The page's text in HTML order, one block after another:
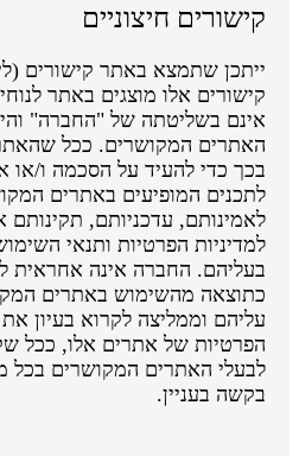
קישורים חיצוניים
ייתכן שתמצא באתר קישורים
קישורים אלו מוצגים באתר
אינם בשליטתה של "החברה"
האתרים המקושרים. ככל שהאתר
בכך כדי להעיד על הסכמה ו/או
לתכנים המופיעים באתרים
לאמינותם, עדכניותם, תקינותם או
למדיניות הפרטיות ותנאי השימוש
בעליהם. החברה אינה אחראית
כתוצאה מהשימוש באתרים
עליהם וממליצה לקרוא בעיון את
הפרטיות של אתרים אלו, ככל
לבעלי האתרים המקושרים בכל
בקשה בעניין.